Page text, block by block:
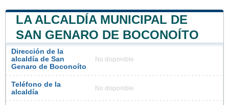
LA ALCALDÍA MUNICIPAL DE
SAN GENARO DE BOCONOÍTO
Dirección de la
alcaldía de San
Genaro de Boconoíto
No disponible
Teléfono de la
alcaldía
No disponible